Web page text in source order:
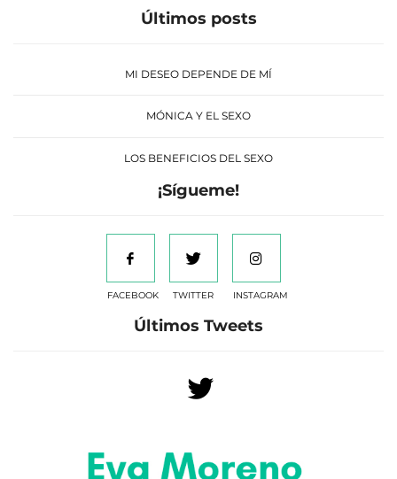
Últimos posts
MI DESEO DEPENDE DE MÍ
MÓNICA Y EL SEXO
LOS BENEFICIOS DEL SEXO
¡Sígueme!
FACEBOOK TWITTER INSTAGRAM
Últimos Tweets